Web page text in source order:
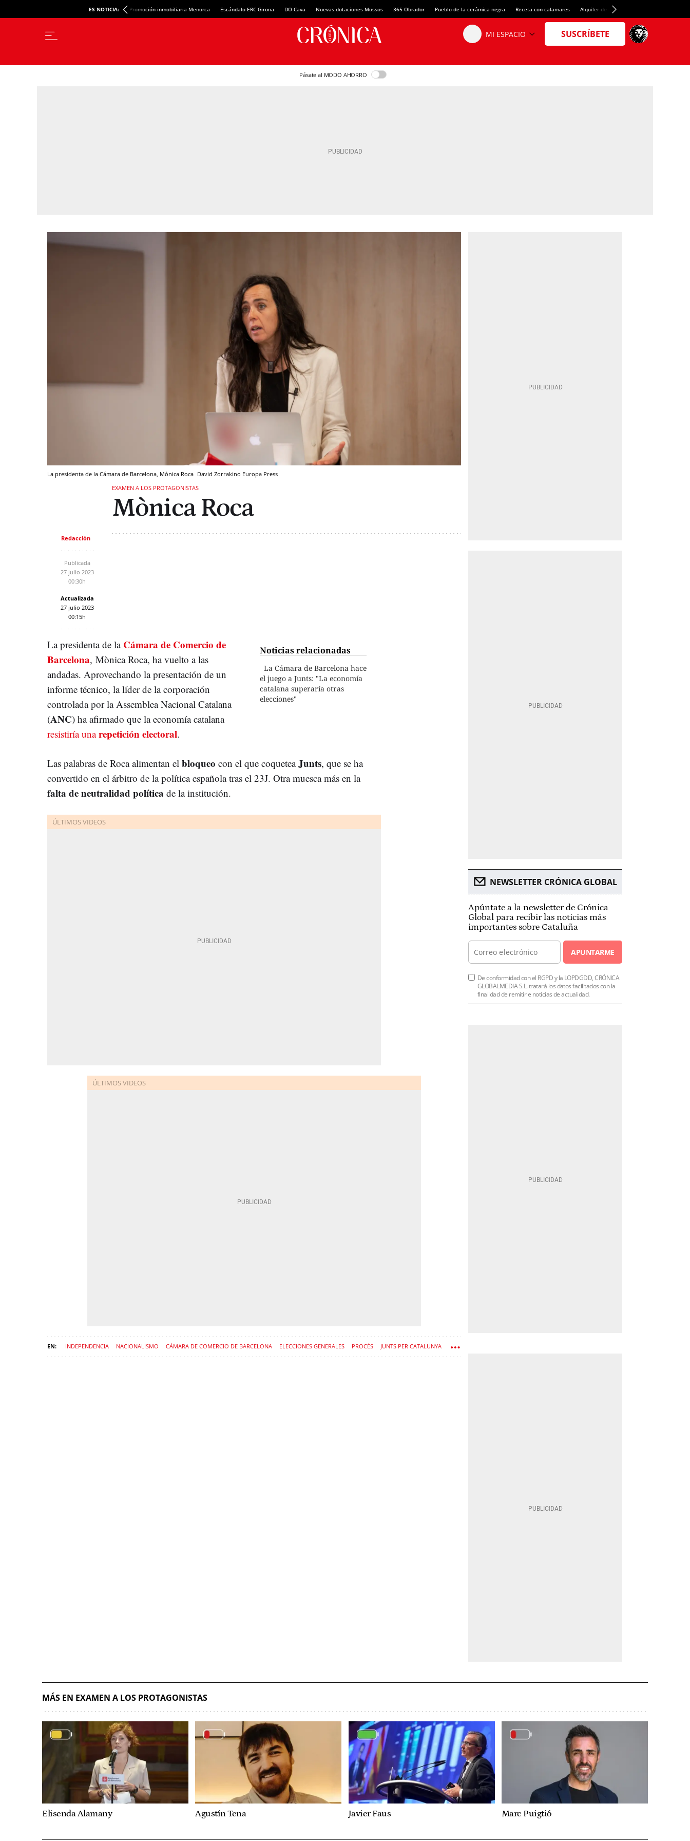
ES NOTICIA: Promoción inmobiliaria Menorca Escándalo ERC Girona DO Cava Nuevas dotaciones Mossos 365 Obrador Pueblo de la cerámica negra Receta con calamares Alquiler de habitaciones en España
Pásate al MODO AHORRO
La presidenta de la Cámara de Barcelona, Mònica Roca David Zorrakino Europa Press
EXAMEN A LOS PROTAGONISTAS
Mònica Roca
Redacción
Publicada
27 julio 2023
00:30h
Actualizada
27 julio 2023
00:15h
Noticias relacionadas
La Cámara de Barcelona hace
el juego a Junts: "La economía
catalana superaría otras
elecciones"
La presidenta de la Cámara de Comercio de
Barcelona, Mònica Roca, ha vuelto a las
andadas. Aprovechando la presentación de un
informe técnico, la líder de la corporación
controlada por la Assemblea Nacional Catalana
(ANC) ha afirmado que la economía catalana
resistiría unarepeticiónelectoral.
Las palabras de Roca alimentan el bloqueo con el que coqueteaJunts, que se ha
convertido en el árbitro de la política española tras el 23J. Otra muesca más en la
falta de neutralidad política de la institución.
INDEPENDENCIA NACIONALISMO CÁMARA DE COMERCIO DE BARCELONA ELECCIONES GENERALES PROCÉS JUNTS PER CATALUNYA
NEWSLETTER CRÓNICA GLOBAL
Apúntate a la newsletter de Crónica
Global para recibir las noticias más
importantes sobre Cataluña
APUNTARME
De conformidad con el RGPD y la LOPDGDD, CRÓNICA
GLOBALMEDIA S.L. tratará los datos facilitados con la
finalidad de remitirle noticias de actualidad.
MÁS EN EXAMEN A LOS PROTAGONISTAS
Elisenda Alamany Agustín Tena Javier Faus Marc Puigtió